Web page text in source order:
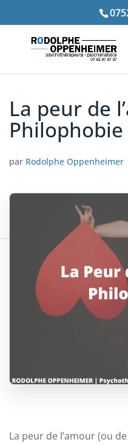
La peur de
Philophobie
par Rodolphe Oppenheimer
La peur de l’amour (ou